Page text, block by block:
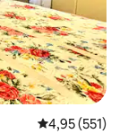
Évaluation
4,95 (551)